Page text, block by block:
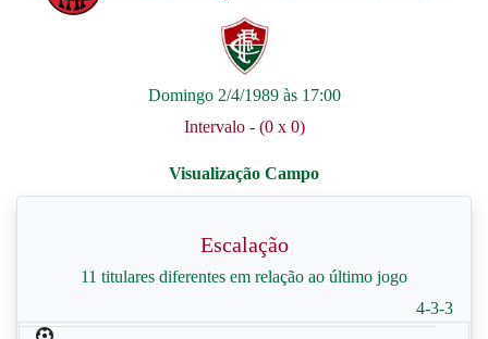
Domingo 2/4/1989 às 17:00
Intervalo - (0 x 0)
Escalação
11 titulares diferentes em relação ao último jogo
4-3-3